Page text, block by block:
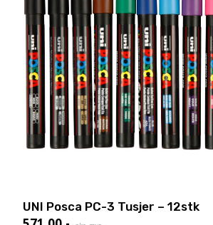
UNI Posca PC-3 Tusjer – 12stk